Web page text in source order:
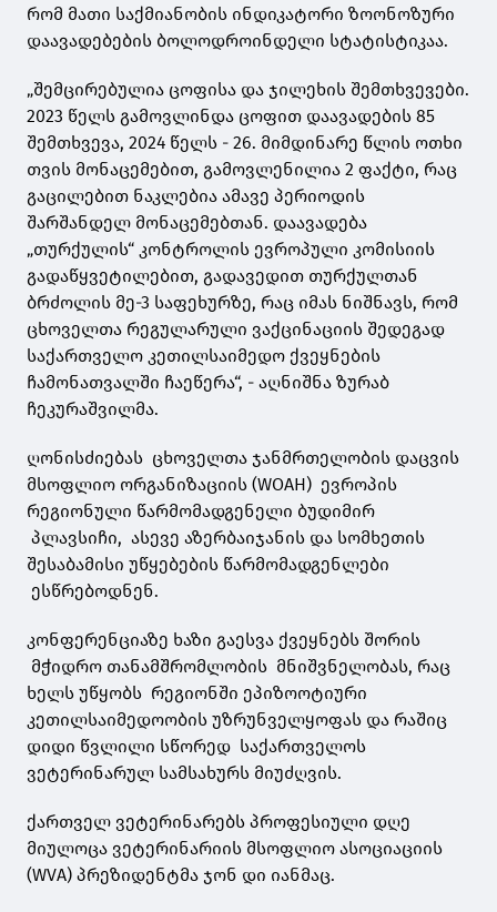
რომ მათი საქმიანობის ინდიკატორი ზოონოზური
დაავადებების ბოლოდროინდელი სტატისტიკაა.
„შემცირებულია ცოფისა და ჯილეხის შემთხვევები.
2023 წელს გამოვლინდა ცოფით დაავადების 85
შემთხვევა, 2024 წელს - 26. მიმდინარე წლის ოთხი
თვის მონაცემებით, გამოვლენილია 2 ფაქტი, რაც
გაცილებით ნაკლებია ამავე პერიოდის
შარშანდელ მონაცემებთან. დაავადება
„თურქულის“ კონტროლის ევროპული კომისიის
გადაწყვეტილებით, გადავედით თურქულთან
ბრძოლის მე-3 საფეხურზე, რაც იმას ნიშნავს, რომ
ცხოველთა რეგულარული ვაქცინაციის შედეგად
საქართველო კეთილსაიმედო ქვეყნების
ჩამონათვალში ჩაეწერა“, - აღნიშნა ზურაბ
ჩეკურაშვილმა.
ღონისძიებას ცხოველთა ჯანმრთელობის დაცვის
მსოფლიო ორგანიზაციის (WOAH) ევროპის
რეგიონული წარმომადგენელი ბუდიმირ
პლავსიჩი, ასევე აზერბაიჯანის და სომხეთის
შესაბამისი უწყებების წარმომადგენლები
ესწრებოდნენ.
კონფერენციაზე ხაზი გაესვა ქვეყნებს შორის
მჭიდრო თანამშრომლობის მნიშვნელობას, რაც
ხელს უწყობს რეგიონში ეპიზოოტიური
კეთილსაიმედოობის უზრუნველყოფას და რაშიც
დიდი წვლილი სწორედ საქართველოს
ვეტერინარულ სამსახურს მიუძღვის.
ქართველ ვეტერინარებს პროფესიული დღე
მიულოცა ვეტერინარიის მსოფლიო ასოციაციის
(WVA) პრეზიდენტმა ჯონ დი იანმაც.